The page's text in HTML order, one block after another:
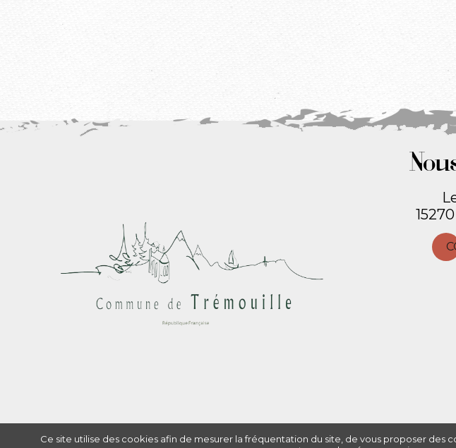
Ce site utilise des cookies afin de mesurer la fréquentation du site, de vous proposer des